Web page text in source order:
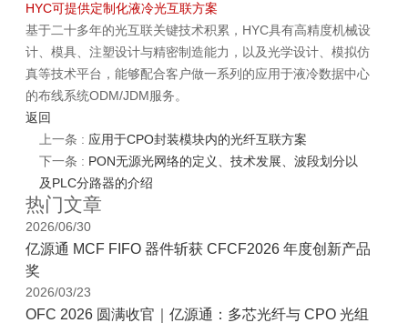
HYC可提供定制化液冷光互联方案
基于二十多年的光互联关键技术积累，HYC具有高精度机械设
计、模具、注塑设计与精密制造能力，以及光学设计、模拟仿
真等技术平台，能够配合客户做一系列的应用于液冷数据中心
的布线系统ODM/JDM服务。
返回
上一条 : 应用于CPO封装模块内的光纤互联方案
下一条 : PON无源光网络的定义、技术发展、波段划分以
及PLC分路器的介绍
热门文章
2026/06/30
亿源通 MCF FIFO 器件斩获 CFCF2026 年度创新产品
奖
2026/03/23
OFC 2026 圆满收官｜亿源通：多芯光纤与 CPO 光组